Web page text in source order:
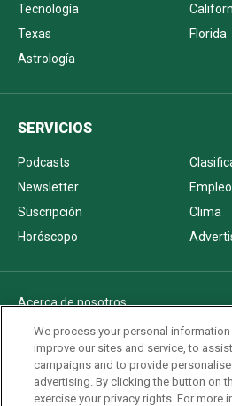
Tecnología
Texas
Florida
Astrología
SERVICIOS
Podcasts
Newsletter
Suscripción
Clima
Horóscopo
Acerca de nosotros
Politica de privacidad
Pautas Editoriales
AdChoices
Advertise with us
We process your personal information
improve our sites and service, to
campaigns and to provide
advertising. By clicking the button on
exercise your privacy rights. For more